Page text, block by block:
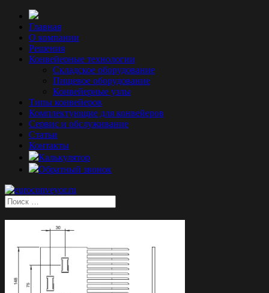
Главная
О компании
Решения
Конвейерные технологии
Складское оборудование
Пищевое оборудование
Конвейерные узлы
Типы конвейеров
Комплектующие для конвейеров
Сервис и обслуживание
Статьи
Контакты
Калькулятор
Обратный звонок